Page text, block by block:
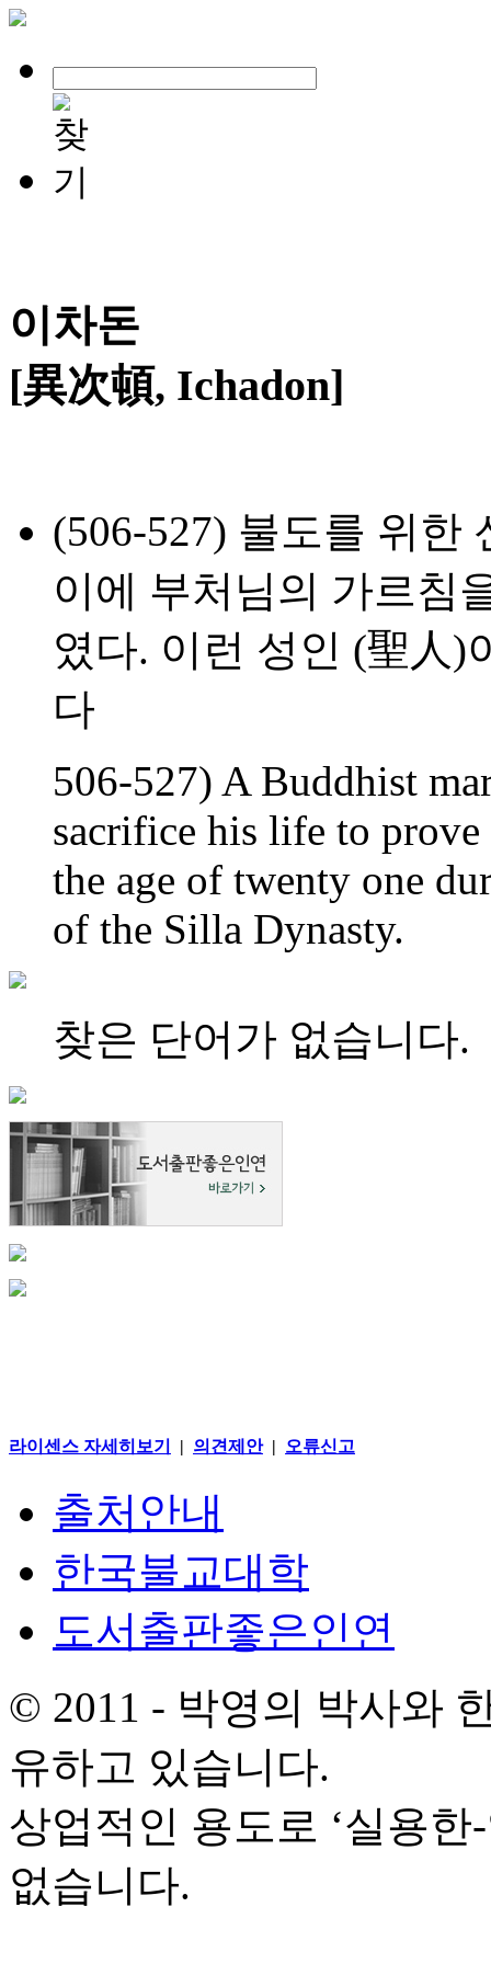
이차돈
[異次頓, Ichadon]
(506-527) 불도를 위한
이에 부처님의 가르침
였다. 이런 성인 (聖人)
다
506-527) A Buddhist
sacrifice his life to
the age of twenty one
of the Silla Dynasty.
찾은 단어가 없습니다.
라이센스 자세히보기 | 의견제안| 오류신고
출처안내
한국불교대학
도서출판좋은인연
© 2011 - 박영의 박사와
유하고 있습니다.
상업적인 용도로 ‘실용
없습니다.